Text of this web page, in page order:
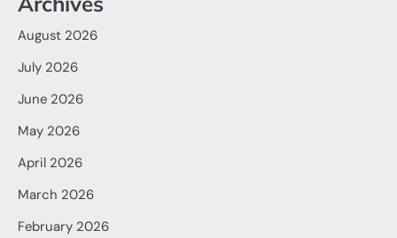
August 2026
July 2026
June 2026
May 2026
April 2026
March 2026
February 2026